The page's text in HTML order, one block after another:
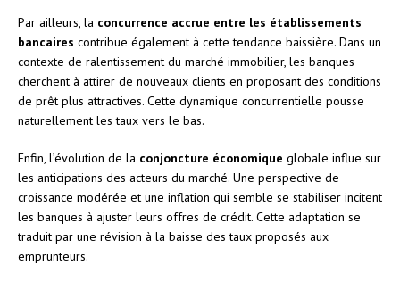
Par ailleurs, la concurrence accrue entre les établissements
bancaires contribue également à cette tendance baissière. Dans un
contexte de ralentissement du marché immobilier, les banques
cherchent à attirer de nouveaux clients en proposant des conditions
de prêt plus attractives. Cette dynamique concurrentielle pousse
naturellement les taux vers le bas.
Enfin, l’évolution de la conjoncture économique globale influe sur
les anticipations des acteurs du marché. Une perspective de
croissance modérée et une inflation qui semble se stabiliser incitent
les banques à ajuster leurs offres de crédit. Cette adaptation se
traduit par une révision à la baisse des taux proposés aux
emprunteurs.